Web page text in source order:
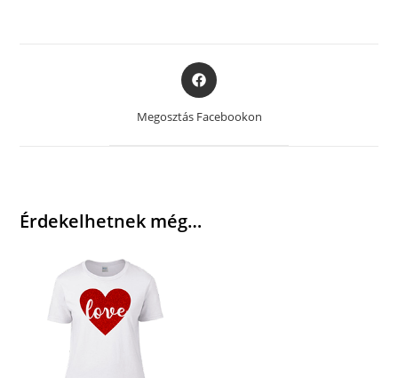
Opens
in
a
new
Megosztás Facebookon
Érdekelhetnek még…